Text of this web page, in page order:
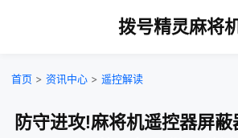
拨号精灵麻将
首页 > 资讯中心 > 遥控解读
防守进攻!麻将机遥控器屏